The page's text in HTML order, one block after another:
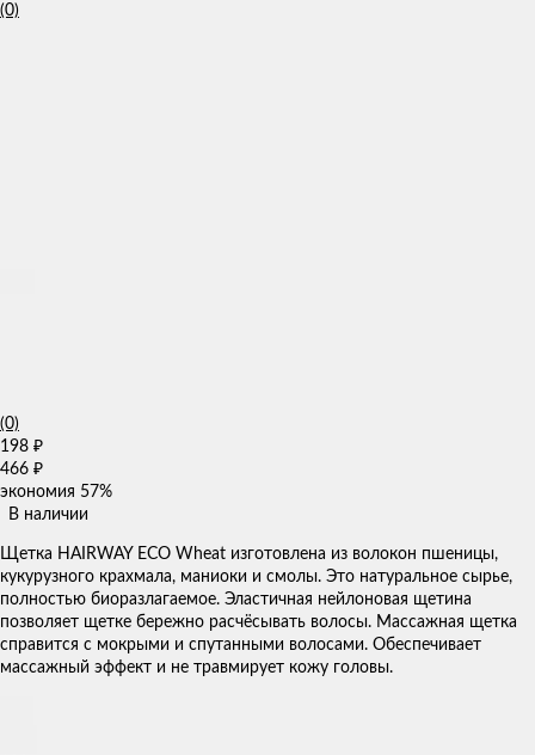
(0)
(0)
198 ₽
466 ₽
экономия 57%
В наличии
Щетка HAIRWAY ECO Wheat изготовлена из волокон пшеницы,
кукурузного крахмала, маниоки и смолы. Это натуральное сырье,
полностью биоразлагаемое. Эластичная нейлоновая щетина
позволяет щетке бережно расчёсывать волосы. Массажная щетка
справится с мокрыми и спутанными волосами. Обеспечивает
массажный эффект и не травмирует кожу головы.